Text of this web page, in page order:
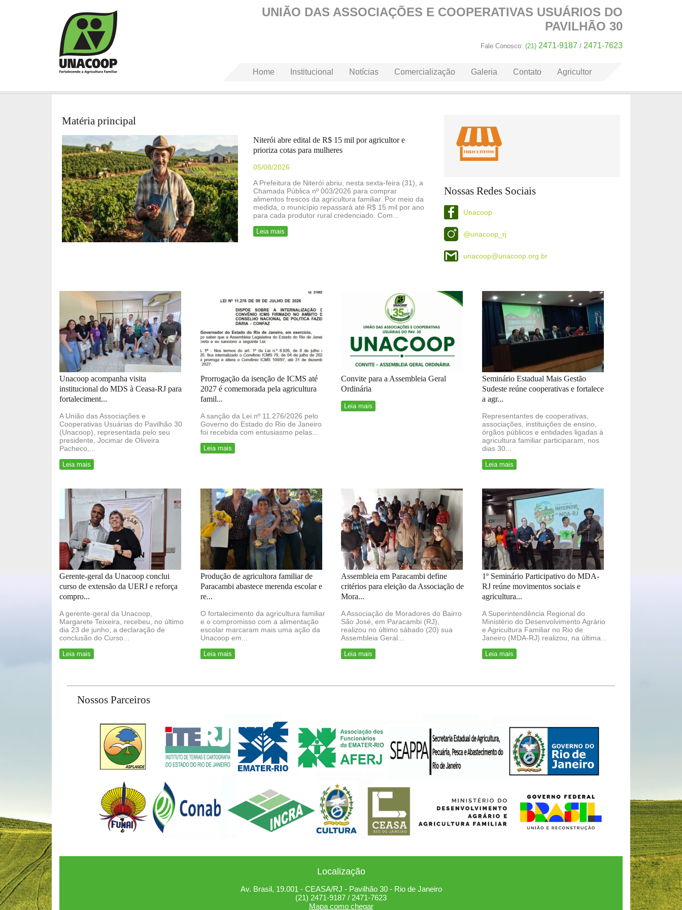
UNIÃO DAS ASSOCIAÇÕES E COOPERATIVAS USUÁRIOS DO
PAVILHÃO 30
Fale Conosco: (21) 2471-9187 / 2471-7623
Home Institucional Notícias Comercialização Galeria Contato Agricultor
Matéria principal
Niterói abre edital de R$ 15 mil por agricultor e
prioriza cotas para mulheres
05/08/2026
A Prefeitura de Niterói abriu, nesta sexta-feira (31), a
Chamada Pública nº 003/2026 para comprar
alimentos frescos da agricultura familiar. Por meio da
medida, o município repassará até R$ 15 mil por ano
para cada produtor rural credenciado. Com...
Leia mais
Nossas Redes Sociais
Unacoop
@unacoop_rj
unacoop@unacoop.org.br
Unacoop acompanha visita
institucional do MDS à Ceasa-RJ para
fortaleciment...
A União das Associações e
Cooperativas Usuárias do Pavilhão 30
(Unacoop), representada pelo seu
presidente, Jocimar de Oliveira
Pacheco,...
Leia mais
Prorrogação da isenção de ICMS até
2027 é comemorada pela agricultura
famil...
A sanção da Lei nº 11.276/2026 pelo
Governo do Estado do Rio de Janeiro
foi recebida com entusiasmo pelas...
Leia mais
Convite para a Assembleia Geral
Ordinária
Leia mais
Seminário Estadual Mais Gestão
Sudeste reúne cooperativas e fortalece
a agr...
Representantes de cooperativas,
associações, instituições de ensino,
órgãos públicos e entidades ligadas à
agricultura familiar participaram, nos
dias 30...
Leia mais
Gerente-geral da Unacoop conclui
curso de extensão da UERJ e reforça
compro...
A gerente-geral da Unacoop,
Margarete Teixeira, recebeu, no último
dia 23 de junho, a declaração de
conclusão do Curso...
Leia mais
Produção de agricultora familiar de
Paracambi abastece merenda escolar e
re...
O fortalecimento da agricultura familiar
e o compromisso com a alimentação
escolar marcaram mais uma ação da
Unacoop em...
Leia mais
Assembleia em Paracambi define
critérios para eleição da Associação de
Mora...
A Associação de Moradores do Bairro
São José, em Paracambi (RJ),
realizou no último sábado (20) sua
Assembleia Geral...
Leia mais
1º Seminário Participativo do MDA-
RJ reúne movimentos sociais e
agricultura...
A Superintendência Regional do
Ministério do Desenvolvimento Agrário
e Agricultura Familiar no Rio de
Janeiro (MDA-RJ) realizou, na última...
Leia mais
Nossos Parceiros
Localização
Av. Brasil, 19.001 - CEASA/RJ - Pavilhão 30 - Rio de Janeiro
(21) 2471-9187 / 2471-7623
Mapa como chegar